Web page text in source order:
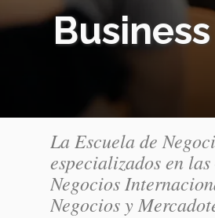
La Escuela de
especializados en
Negocios
Negocios y